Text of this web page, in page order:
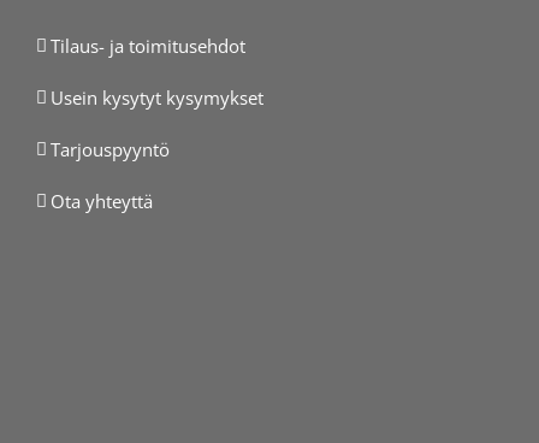
Tilaus- ja toimitusehdot
Usein kysytyt kysymykset
Tarjouspyyntö
Ota yhteyttä